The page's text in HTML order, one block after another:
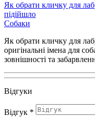
Як обрати кличку для
підійшло
Собаки
Як обрати кличку для
оригінальні імена для
зовнішності та
Відгуки
Відгук *